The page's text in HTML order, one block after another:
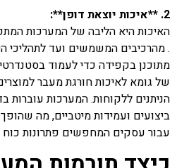
2. **איכות יוצאת דופן**:
האיכות היא הליבה של המערכות
. מהרכיבים המשמשים ועד לתהליכי
מתוכנן בקפידה כדי לעמוד
של גומא לאיכות חורגת מעבר
הניתנים ללקוחות. המערכות עוברות
ביצועים ועמידות מיטביים, מה
עבור עסקים המחפשים פתרונות כוח